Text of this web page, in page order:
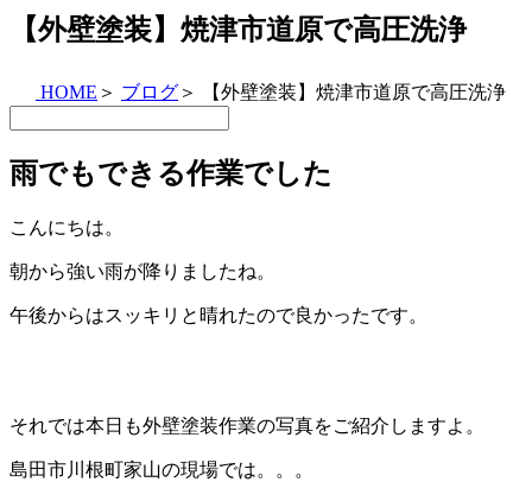
【外壁塗装】焼津市道原で高圧洗浄
HOME ＞ ブログ ＞ 【外壁塗装】焼津市道原で高圧洗浄
雨でもできる作業でした
こんにちは。
朝から強い雨が降りましたね。
午後からはスッキリと晴れたので良かったです。
それでは本日も外壁塗装作業の写真をご紹介しますよ。
島田市川根町家山の現場では。。。